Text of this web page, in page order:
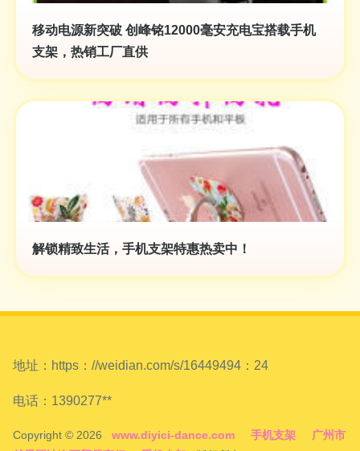
移动电源新突破 创峰铭12000毫安充电宝搭载手机
支架，热销工厂直供
解锁精致生活，手机支架特惠热卖中！
地址：https：//weidian.com/s/16449494：24
电话：1390277**
Copyright © 2026 www.diyici-dance.com 手机支架
广州市